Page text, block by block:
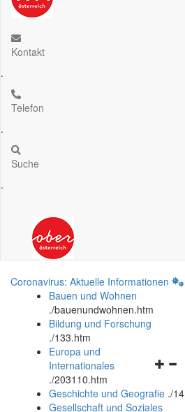
Kontakt
.
Telefon
.
Suche
.
Coronavirus: Aktuelle Informationen
Bauen und Wohnen
./bauenundwohnen.htm
Bildung und Forschung
./133.htm
und
Europa und
Internationales
./203110.htm
Geschichte und Geografie ./
Gesellschaft und Soziales